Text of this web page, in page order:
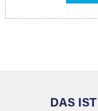
Ihr Lagergut wird
DAS